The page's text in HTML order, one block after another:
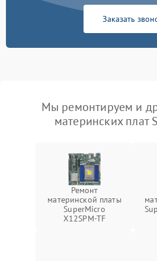
Заказать
Мы ремонтируем и
материнских плат
Ремонт
материнской платы
SuperMicro
X12SPM-TF